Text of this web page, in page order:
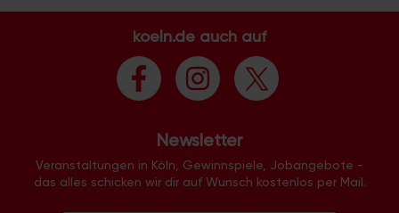
koeln.de auch auf
Newsletter
Veranstaltungen in Köln, Gewinnspiele, Jobangebote -
das alles schicken wir dir auf Wunsch kostenlos per Mail.